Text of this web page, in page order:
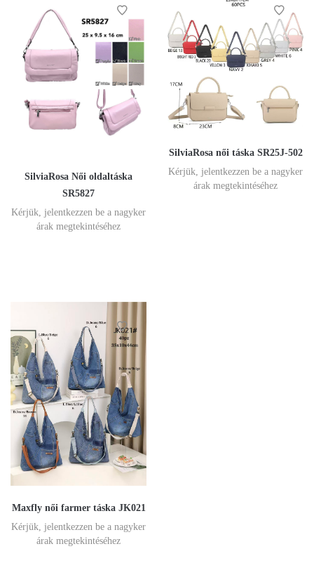
SilviaRosa Női oldaltáska
SR5827
Kérjük, jelentkezzen be a nagyker
árak megtekintéséhez
SilviaRosa női táska SR25J-502
Kérjük, jelentkezzen be a nagyker
árak megtekintéséhez
Maxfly női farmer táska JK021
Kérjük, jelentkezzen be a nagyker
árak megtekintéséhez